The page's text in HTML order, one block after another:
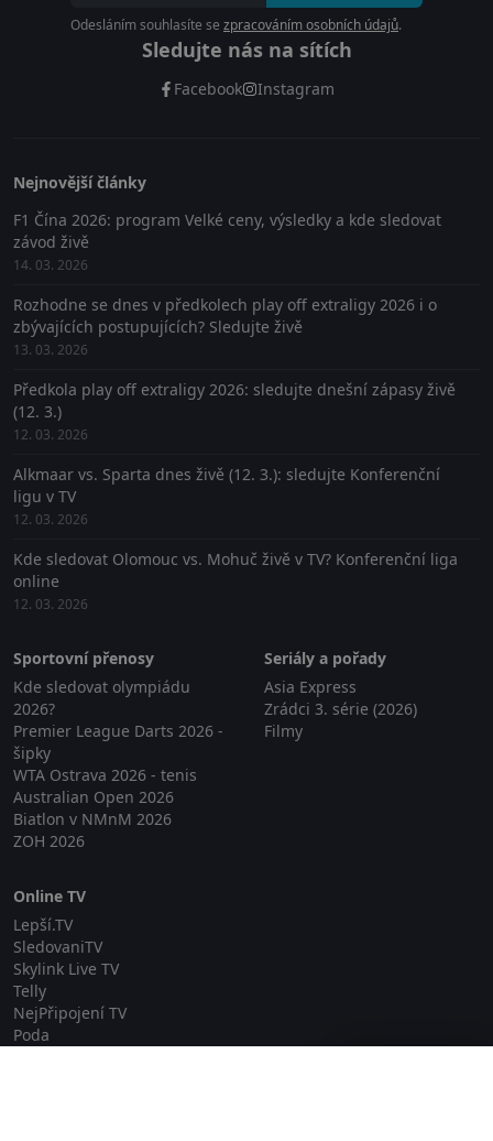
Odesláním souhlasíte se zpracováním osobních údajů.
Sledujte nás na sítích
Facebook Instagram
Nejnovější články
F1 Čína 2026: program Velké ceny, výsledky a kde sledovat
závod živě
14. 03. 2026
Rozhodne se dnes v předkolech play off extraligy 2026 i o
zbývajících postupujících? Sledujte živě
13. 03. 2026
Předkola play off extraligy 2026: sledujte dnešní zápasy živě
(12. 3.)
12. 03. 2026
Alkmaar vs. Sparta dnes živě (12. 3.): sledujte Konferenční
ligu v TV
12. 03. 2026
Kde sledovat Olomouc vs. Mohuč živě v TV? Konferenční liga
online
12. 03. 2026
Sportovní přenosy
Kde sledovat olympiádu
2026?
Premier League Darts 2026 -
šipky
WTA Ostrava 2026 - tenis
Australian Open 2026
Biatlon v NMnM 2026
ZOH 2026
Seriály a pořady
Asia Express
Zrádci 3. série (2026)
Filmy
Online TV
Lepší.TV
SledovaniTV
Skylink Live TV
Telly
NejPřipojení TV
Poda